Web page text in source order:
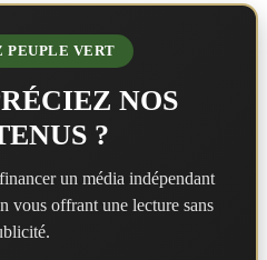
s'étaient
2 à 1. La
fois,
lors de la
dans
qui
creux.
avaient
le
nul (0-0)
une
PEUPLE VERT
NOS
?
un média indépendant
vous offrant une lecture sans